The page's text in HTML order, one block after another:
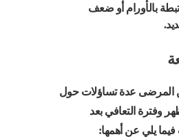
بالأورام أو ضعف
المرضى عدة تساؤلات حول
وفترة التعافي بعد
فيما يلي عن أهمها: